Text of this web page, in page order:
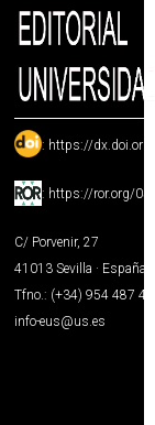
: https://
: https://ror.org/
C/ Porvenir, 27
41013 Sevilla · España
Tfno.: (+34) 954 487
info-eus@us.es